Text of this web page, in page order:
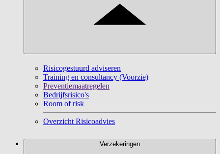
Risicogestuurd adviseren
Training en consultancy (Voorzie)
Preventiemaatregelen
Bedrijfsrisico's
Room of risk
Overzicht Risicoadvies
Verzekeringen